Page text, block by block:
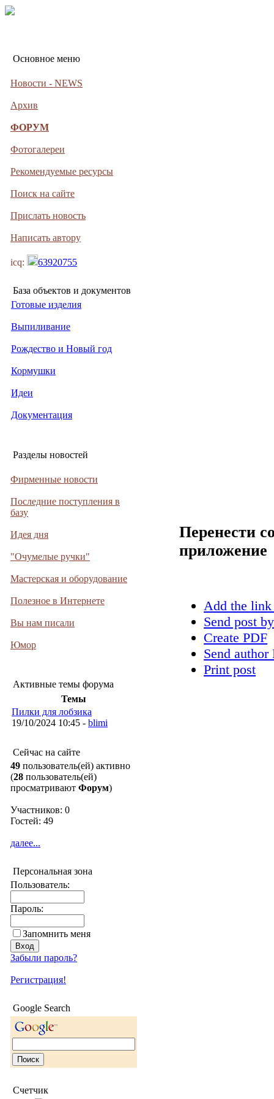
Основное меню
Новости - NEWS
Архив
ФОРУМ
Фотогалереи
Рекомендуемые ресурсы
Поиск на сайте
Прислать новость
Написать автору
icq: 63920755
База объектов и документов
Готовые изделия
Выпиливание
Рождество и Новый год
Кормушки
Идеи
Документация
Разделы новостей
Фирменные новости
Последние поступления в
базу
Идея дня
"Очумелые ручки"
Мастерская и оборудование
Полезное в Интернете
Вы нам писали
Юмор
Активные темы форума
Темы
Пилки для лобзика
19/10/2024 10:45 - blimi
Сейчас на сайте
49 пользователь(ей) активно
(28 пользователь(ей)
просматривают Форум)
Участников: 0
Гостей: 49
далее...
Персональная зона
Пользователь:
Пароль:
Запомнить меня
Забыли пароль?
Регистрация!
Google Search
Счетчик
Перенести
приложение
Add the
Send post
Create PDF
Send
Print post